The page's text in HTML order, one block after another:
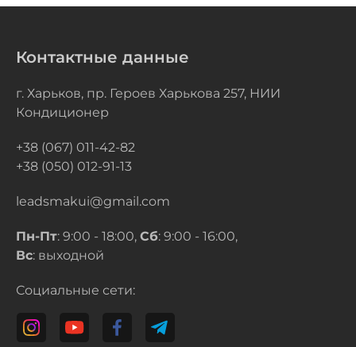
Контактные данные
г. Харьков, пр. Героев Харькова 257, НИИ
Кондиционер
+38 (067) 011-42-82
+38 (050) 012-91-13
leadsmakui@gmail.com
Пн-Пт: 9:00 - 18:00, Сб: 9:00 - 16:00,
Вс: выходной
Социальные сети: